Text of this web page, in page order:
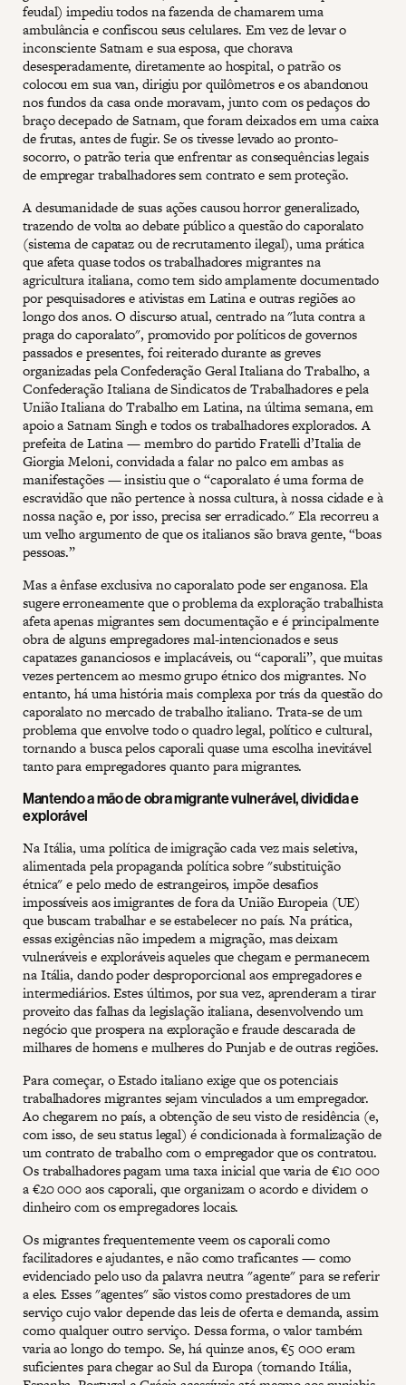
feudal) impediu todos na fazenda de chamarem uma
ambulância e confiscou seus celulares. Em vez de levar o
inconsciente Satnam e sua esposa, que chorava
desesperadamente, diretamente ao hospital, o patrão os
colocou em sua van, dirigiu por quilômetros e os abandonou
nos fundos da casa onde moravam, junto com os pedaços do
braço decepado de Satnam, que foram deixados em uma caixa
de frutas, antes de fugir. Se os tivesse levado ao pronto-
socorro, o patrão teria que enfrentar as consequências legais
de empregar trabalhadores sem contrato e sem proteção.
A desumanidade de suas ações causou horror generalizado,
trazendo de volta ao debate público a questão do caporalato
(sistema de capataz ou de recrutamento ilegal), uma prática
que afeta quase todos os trabalhadores migrantes na
agricultura italiana, como tem sido amplamente documentado
por pesquisadores e ativistas em Latina e outras regiões ao
longo dos anos. O discurso atual, centrado na "luta contra a
praga do caporalato", promovido por políticos de governos
passados e presentes, foi reiterado durante as greves
organizadas pela Confederação Geral Italiana do Trabalho, a
Confederação Italiana de Sindicatos de Trabalhadores e pela
União Italiana do Trabalho em Latina, na última semana, em
apoio a Satnam Singh e todos os trabalhadores explorados. A
prefeita de Latina — membro do partido Fratelli d’Italia de
Giorgia Meloni, convidada a falar no palco em ambas as
manifestações — insistiu que o “caporalato é uma forma de
escravidão que não pertence à nossa cultura, à nossa cidade e à
nossa nação e, por isso, precisa ser erradicado." Ela recorreu a
um velho argumento de que os italianos são brava gente, “boas
pessoas.”
Mas a ênfase exclusiva no caporalato pode ser enganosa. Ela
sugere erroneamente que o problema da exploração trabalhista
afeta apenas migrantes sem documentação e é principalmente
obra de alguns empregadores mal-intencionados e seus
capatazes gananciosos e implacáveis, ou “caporali”, que muitas
vezes pertencem ao mesmo grupo étnico dos migrantes. No
entanto, há uma história mais complexa por trás da questão do
caporalato no mercado de trabalho italiano. Trata-se de um
problema que envolve todo o quadro legal, político e cultural,
tornando a busca pelos caporali quase uma escolha inevitável
tanto para empregadores quanto para migrantes.
Mantendo a mão de obra migrante vulnerável, dividida e
explorável
Na Itália, uma política de imigração cada vez mais seletiva,
alimentada pela propaganda política sobre "substituição
étnica" e pelo medo de estrangeiros, impõe desafios
impossíveis aos imigrantes de fora da União Europeia (UE)
que buscam trabalhar e se estabelecer no país. Na prática,
essas exigências não impedem a migração, mas deixam
vulneráveis e exploráveis aqueles que chegam e permanecem
na Itália, dando poder desproporcional aos empregadores e
intermediários. Estes últimos, por sua vez, aprenderam a tirar
proveito das falhas da legislação italiana, desenvolvendo um
negócio que prospera na exploração e fraude descarada de
milhares de homens e mulheres do Punjab e de outras regiões.
Para começar, o Estado italiano exige que os potenciais
trabalhadores migrantes sejam vinculados a um empregador.
Ao chegarem no país, a obtenção de seu visto de residência (e,
com isso, de seu status legal) é condicionada à formalização de
um contrato de trabalho com o empregador que os contratou.
Os trabalhadores pagam uma taxa inicial que varia de €10 000
a €20 000 aos caporali, que organizam o acordo e dividem o
dinheiro com os empregadores locais.
Os migrantes frequentemente veem os caporali como
facilitadores e ajudantes, e não como traficantes — como
evidenciado pelo uso da palavra neutra "agente" para se referir
a eles. Esses "agentes" são vistos como prestadores de um
serviço cujo valor depende das leis de oferta e demanda, assim
como qualquer outro serviço. Dessa forma, o valor também
varia ao longo do tempo. Se, há quinze anos, €5 000 eram
suficientes para chegar ao Sul da Europa (tornando Itália,